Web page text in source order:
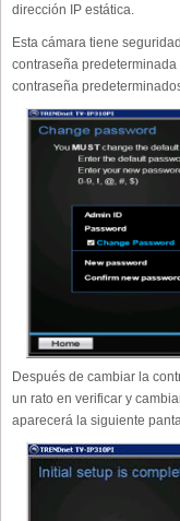
dirección IP estática.
Esta cámara tiene
contraseña
contraseña
Después de cambiar la
un rato en verificar y
aparecerá la siguiente